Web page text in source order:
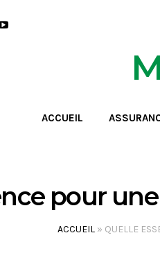
ACCUEIL
pour
ACCUEIL» QUELLE